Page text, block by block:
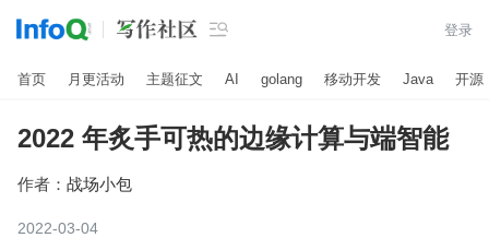
 登录
首页 月更活动 主题征文 AI golang 移动开发 Java 开源
2022 年炙手可热的边缘计算与端智能
作者： 战场小包
2022-03-04